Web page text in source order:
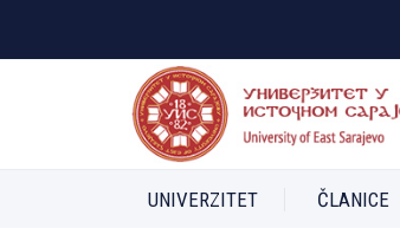
UNIVERZITET ČLANICE